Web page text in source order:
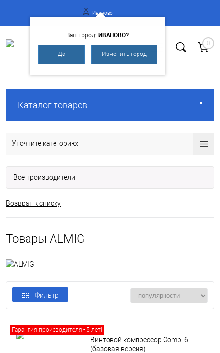
Регистрация
Иваново
Ваш город: ИВАНОВО?
Да Изменить город
0
Каталог товаров
Уточните категорию:
Все производители
Возврат к списку
Товары ALMIG
Фильтр
Гарантия производителя - 5 лет!
Винтовой компрессор Сombi 6
(базовая версия)